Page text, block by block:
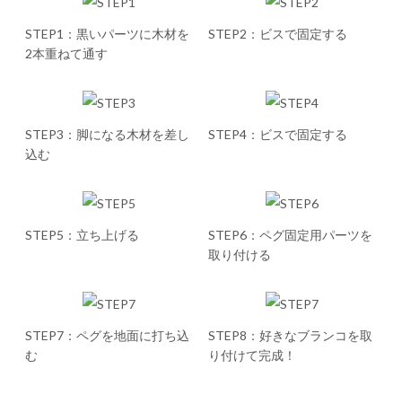
STEP1：黒いパーツに木材を
2本重ねて通す
STEP2：ビスで固定する
STEP3：脚になる木材を差し
込む
STEP4：ビスで固定する
STEP5：立ち上げる
STEP6：ペグ固定用パーツを
取り付ける
STEP7：ペグを地面に打ち込
む
STEP8：好きなブランコを取
り付けて完成！